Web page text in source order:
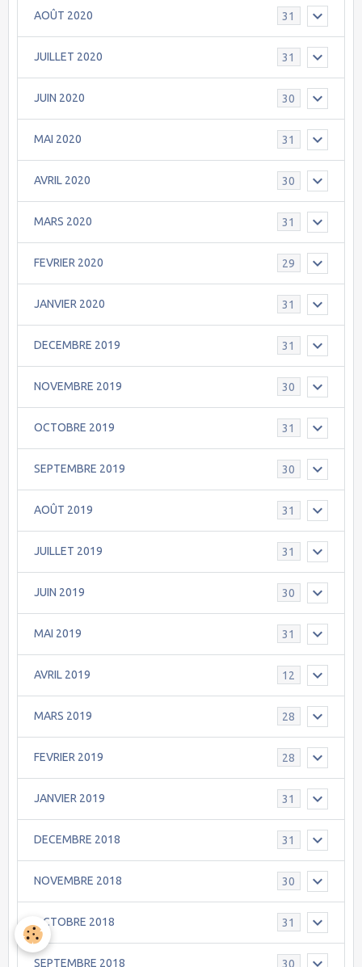
AOÛT 2020 31
JUILLET 2020 31
JUIN 2020 30
MAI 2020 31
AVRIL 2020 30
MARS 2020 31
FEVRIER 2020 29
JANVIER 2020 31
DECEMBRE 2019 31
NOVEMBRE 2019 30
OCTOBRE 2019 31
SEPTEMBRE 2019 30
AOÛT 2019 31
JUILLET 2019 31
JUIN 2019 30
MAI 2019 31
AVRIL 2019 12
MARS 2019 28
FEVRIER 2019 28
JANVIER 2019 31
DECEMBRE 2018 31
NOVEMBRE 2018 30
OCTOBRE 2018 31
SEPTEMBRE 2018 30